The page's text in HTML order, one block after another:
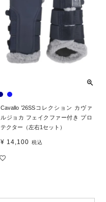
Cavallo ’26SSコレクション カヴァ
ルジョカ フェイクファー付き プロ
テクター（左右1セット）
¥ 14,100 税込